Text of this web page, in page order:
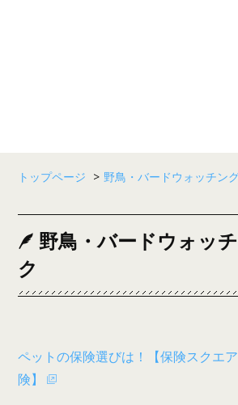
トップページ > 野鳥・バードウォッチン
野鳥・バードウォッ
ク
ペットの保険選びは！【保険スクエ
険】